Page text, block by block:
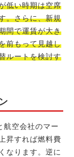
低い時期は空席
。さらに、新規
間で運賃が大き
前もって見越し
ルートを検討す
航空会社のマー
昇すれば燃料費
なります。逆に